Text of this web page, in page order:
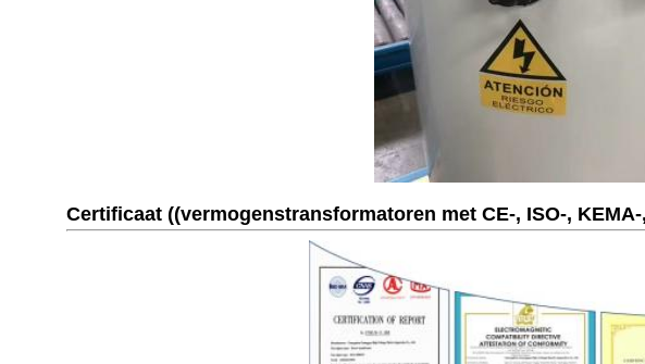
Certificaat ((vermogenstransformatoren met CE-, ISO-,